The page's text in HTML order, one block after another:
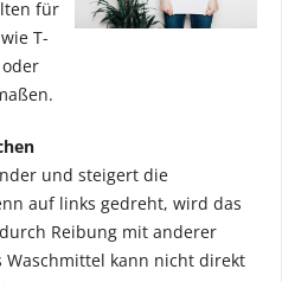
für
T-
und steigert die
auf links gedreht, wird das
Reibung mit anderer
kann nicht direkt